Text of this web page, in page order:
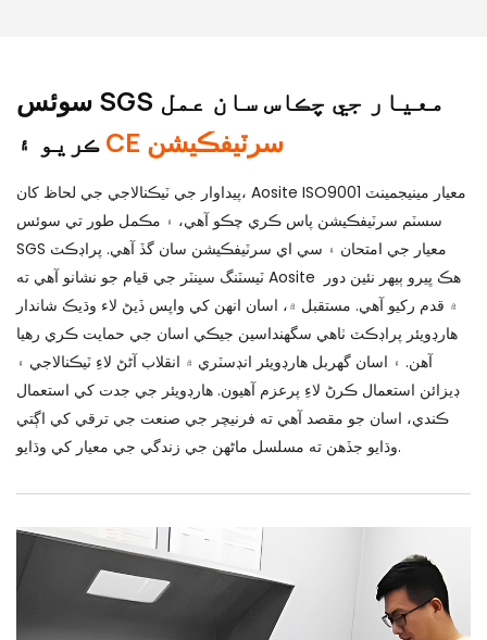
سوئس SGS معيار جي چڪاس سان عمل
ڪريو ۽
CE سرٽيفڪيشن
پيداوار جي ٽيڪنالاجي جي لحاظ کان، Aosite ISO9001 معيار مينيجمينٽ
سسٽم سرٽيفڪيشن پاس ڪري چڪو آهي، ۽ مڪمل طور تي سوئس
SGS معيار جي امتحان ۽ سي اي سرٽيفڪيشن سان گڏ آهي. پراڊڪٽ
ٽيسٽنگ سينٽر جي قيام جو نشانو آهي ته Aosite هڪ ڀيرو ٻيهر نئين دور
۾ قدم رکيو آهي. مستقبل ۾، اسان انهن کي واپس ڏيڻ لاء وڌيڪ شاندار
هارڊويئر پراڊڪٽ ٺاهي سگهنداسين جيڪي اسان جي حمايت ڪري رهيا
آهن. ۽ اسان گھربل هارڊويئر انڊسٽري ۾ انقلاب آڻڻ لاءِ ٽيڪنالاجي ۽
ڊيزائن استعمال ڪرڻ لاءِ پرعزم آهيون. هارڊويئر جي جدت کي استعمال
ڪندي، اسان جو مقصد آهي ته فرنيچر جي صنعت جي ترقي کي اڳتي
وڌايو جڏهن ته مسلسل ماڻهن جي زندگي جي معيار کي وڌايو.